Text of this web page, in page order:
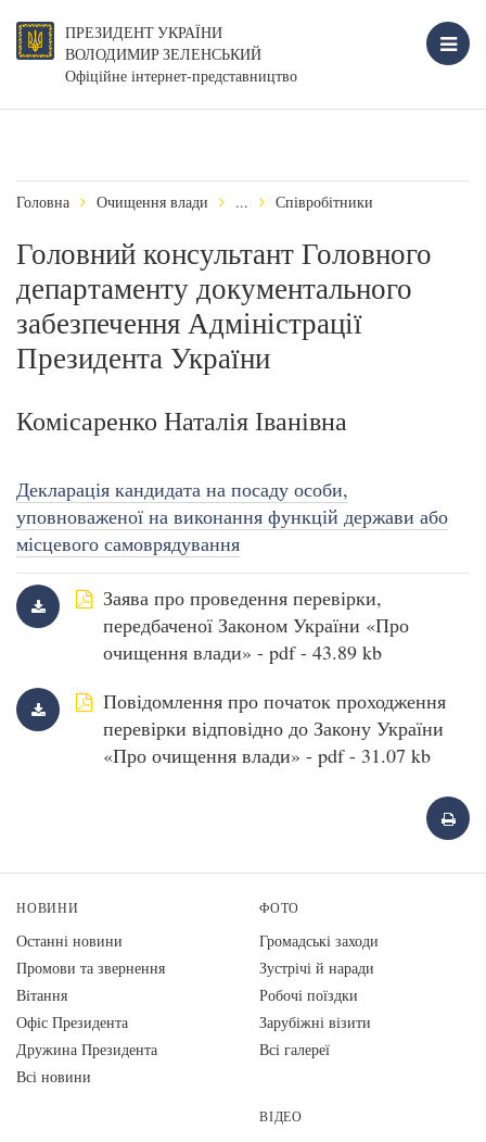
ПРЕЗИДЕНТ УКРАЇНИ
ВОЛОДИМИР ЗЕЛЕНСЬКИЙ
Офіційне інтернет-представництво
Головна Очищення влади ... Співробітники
Головний консультант Головного
департаменту документального
забезпечення Адміністрації
Президента України
Комісаренко Наталія Іванівна
Декларація кандидата на посаду особи,
уповноваженої на виконання функцій держави або
місцевого самоврядування
Заява про проведення перевірки,
передбаченої Законом України «Про
очищення влади» - pdf - 43.89 kb
Повідомлення про початок проходження
перевірки відповідно до Закону України
«Про очищення влади» - pdf - 31.07 kb
НОВИНИ
Останні новини
Промови та звернення
Вiтання
Офіс Президента
Дружина Президента
Всі новини
ФОТО
Громадські заходи
Зустрічі й наради
Робочі поїздки
Зарубіжні візити
Всі галереї
ВІДЕО